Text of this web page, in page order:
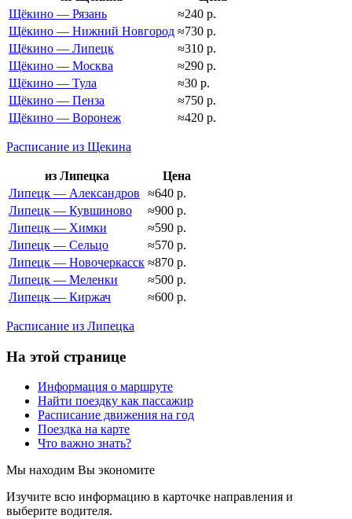
Щёкино — Рязань
≈240 р.
Щёкино — Нижний Новгород ≈730 р.
Щёкино — Липецк
≈310 р.
Щёкино — Москва
≈290 р.
Щёкино — Тула
≈30 р.
Щёкино — Пенза
≈750 р.
Щёкино — Воронеж
≈420 р.
Расписание из Щекина
из Липецка
Цена
Липецк — Александров
≈640 р.
Липецк — Кувшиново
≈900 р.
Липецк — Химки
≈590 р.
Липецк — Сельцо
≈570 р.
Липецк — Новочеркасск ≈870 р.
Липецк — Меленки
≈500 р.
Липецк — Киржач
≈600 р.
Расписание из Липецка
На этой странице
Информация о маршруте
Найти поездку как пассажир
Расписание движения на год
Поездка на карте
Что важно знать?
Мы находим Вы экономите
Изучите всю информацию в карточке направления и
выберите водителя.